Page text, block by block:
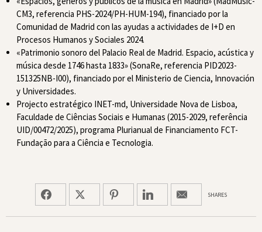
CM3, referencia PHS-2024/PH-HUM-194), financiado por la
Comunidad de Madrid con las ayudas a actividades de I+D en
Procesos Humanos y Sociales 2024.
«Patrimonio sonoro del Palacio Real de Madrid. Espacio, acústica y
música desde 1746 hasta 1833» (SonaRe, referencia PID2023-
151325NB-I00), financiado por el Ministerio de Ciencia, Innovación
y Universidades.
Projecto estratégico INET-md, Universidade Nova de Lisboa,
Faculdade de Ciências Sociais e Humanas (2015-2029, referência
UID/00472/2025), programa Plurianual de Financiamento FCT-
Fundação para a Ciência e Tecnologia.
SHARES